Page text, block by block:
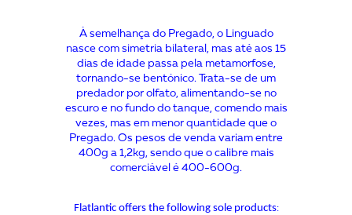
À semelhança do Pregado, o Linguado
nasce com simetria bilateral, mas até aos 15
dias de idade passa pela metamorfose,
tornando-se bentónico. Trata-se de um
predador por olfato, alimentando-se no
escuro e no fundo do tanque, comendo mais
vezes, mas em menor quantidade que o
Pregado. Os pesos de venda variam entre
400g a 1,2kg, sendo que o calibre mais
comerciável é 400-600g.
Flatlantic offers the following sole products: